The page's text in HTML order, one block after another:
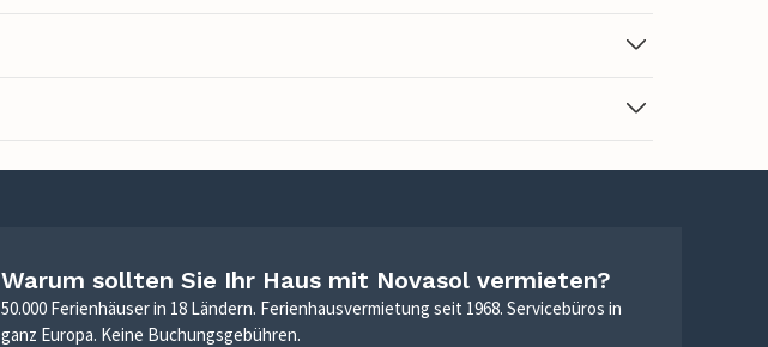
Warum sollten Sie Ihr Haus mit Novasol vermieten?
50.000 Ferienhäuser in 18 Ländern. Ferienhausvermietung seit 1968. Servicebüros in
ganz Europa. Keine Buchungsgebühren.